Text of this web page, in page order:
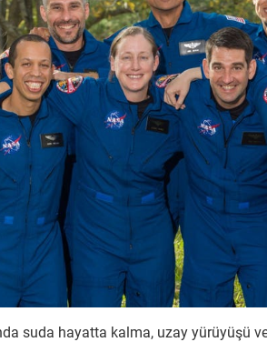
suda hayatta kalma, uzay yürüyüşü